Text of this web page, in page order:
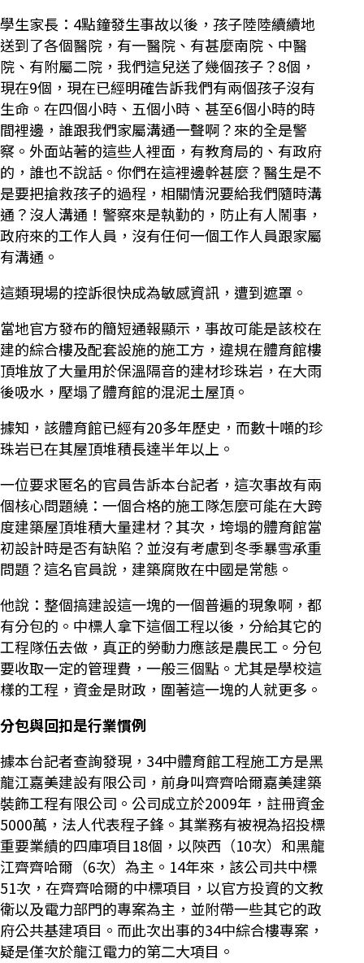
學生家長：4點鐘發生事故以後，孩子陸陸續續地
送到了各個醫院，有一醫院、有甚麼南院、中醫
院、有附屬二院，我們這兒送了幾個孩子？8個，
現在9個，現在已經明確告訴我們有兩個孩子沒有
生命。在四個小時、五個小時、甚至6個小時的時
間裡邊，誰跟我們家屬溝通一聲啊？來的全是警
察。外面站著的這些人裡面，有教育局的、有政府
的，誰也不說話。你們在這裡邊幹甚麼？醫生是不
是要把搶救孩子的過程，相關情況要給我們隨時溝
通？沒人溝通！警察來是執勤的，防止有人鬧事，
政府來的工作人員，沒有任何一個工作人員跟家屬
有溝通。
這類現場的控訴很快成為敏感資訊，遭到遮罩。
當地官方發布的簡短通報顯示，事故可能是該校在
建的綜合樓及配套設施的施工方，違規在體育館樓
頂堆放了大量用於保溫隔音的建材珍珠岩，在大雨
後吸水，壓塌了體育館的混泥土屋頂。
據知，該體育館已經有20多年歷史，而數十噸的珍
珠岩已在其屋頂堆積長達半年以上。
一位要求匿名的官員告訴本台記者，這次事故有兩
個核心問題繞：一個合格的施工隊怎麼可能在大跨
度建築屋頂堆積大量建材？其次，垮塌的體育館當
初設計時是否有缺陷？並沒有考慮到冬季暴雪承重
問題？這名官員說，建築腐敗在中國是常態。
他說：整個搞建設這一塊的一個普遍的現象啊，都
有分包的。中標人拿下這個工程以後，分給其它的
工程隊伍去做，真正的勞動力應該是農民工。分包
要收取一定的管理費，一般三個點。尤其是學校這
樣的工程，資金是財政，圍著這一塊的人就更多。
分包與回扣是行業慣例
據本台記者查詢發現，34中體育館工程施工方是黑
龍江嘉美建設有限公司，前身叫齊齊哈爾嘉美建築
裝飾工程有限公司。公司成立於2009年，註冊資金
5000萬，法人代表程子鋒。其業務有被視為招投標
重要業績的四庫項目18個，以陝西（10次）和黑龍
江齊齊哈爾（6次）為主。14年來，該公司共中標
51次，在齊齊哈爾的中標項目，以官方投資的文教
衛以及電力部門的專案為主，並附帶一些其它的政
府公共基建項目。而此次出事的34中綜合樓專案，
疑是僅次於龍江電力的第二大項目。